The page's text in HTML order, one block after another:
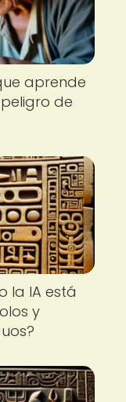
aprende
de
la IA está
y